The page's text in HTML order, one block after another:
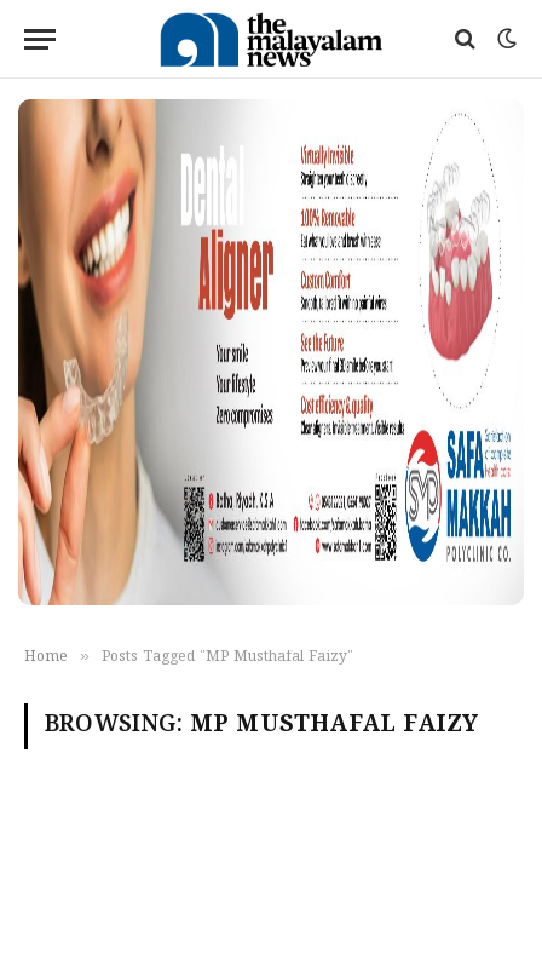
Home » Posts Tagged "MP Musthafal Faizy"
BROWSING: MP MUSTHAFAL FAIZY